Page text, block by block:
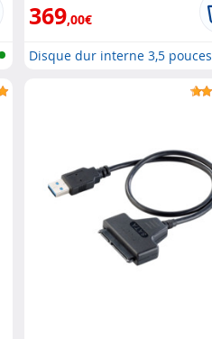
369,00€
Disque dur interne 3,5 pouces